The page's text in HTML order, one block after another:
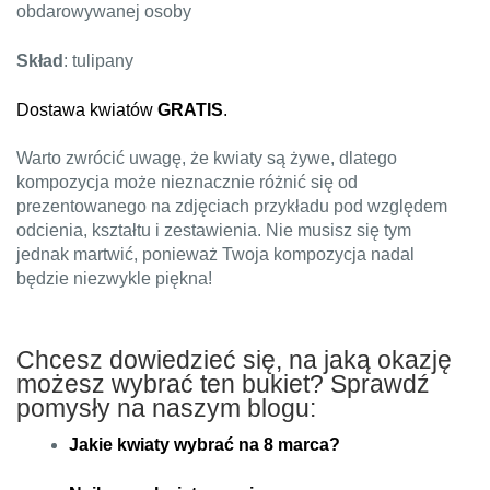
obdarowywanej osoby
Skład : tulipany
Dostawa kwiatów GRATIS.
Warto zwrócić uwagę, że kwiaty są żywe, dlatego
kompozycja może nieznacznie różnić się od
prezentowanego na zdjęciach przykładu pod względem
odcienia, kształtu i zestawienia. Nie musisz się tym
jednak martwić, ponieważ Twoja kompozycja nadal
będzie niezwykle piękna!
Chcesz dowiedzieć się, na jaką okazję
możesz wybrać ten bukiet? Sprawdź
pomysły na naszym blogu:
Jakie kwiaty wybrać na 8 marca?